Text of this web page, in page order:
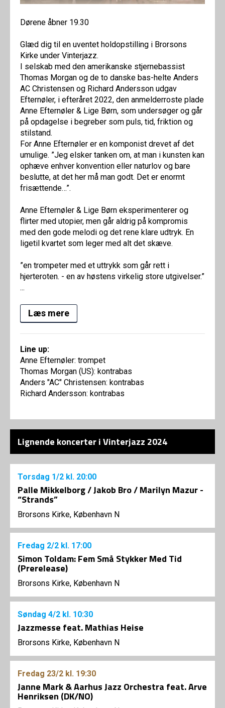
Dørene åbner 19.30
Glæd dig til en uventet holdopstilling i Brorsons
Kirke under Vinterjazz.
I selskab med den amerikanske stjernebassist
Thomas Morgan og de to danske bas-helte Anders
AC Christensen og Richard Andersson udgav
Efternøler, i efteråret 2022, den anmelderroste plade
Anne Efternøler & Lige Børn, som undersøger og går
på opdagelse i begreber som puls, tid, friktion og
stilstand.
For Anne Efternøler er en komponist drevet af det
umulige. ”Jeg elsker tanken om, at man i kunsten kan
ophæve enhver konvention eller naturlov og bare
beslutte, at det her må man godt. Det er enormt
frisættende…”.
Anne Efternøler & Lige Børn eksperimenterer og
flirter med utopier, men går aldrig på kompromis
med den gode melodi og det rene klare udtryk. En
ligetil kvartet som leger med alt det skæve.
”en trompeter med et uttrykk som går rett i
hjerteroten. - en av høstens virkelig store utgivelser.”
...
Læs mere
Line up:
Anne Efternøler: trompet
Thomas Morgan (US): kontrabas
Anders "AC" Christensen: kontrabas
Richard Andersson: kontrabas
Lignende koncerter i Vinterjazz 2024
Torsdag 1/2 kl. 20:00
Palle Mikkelborg / Jakob Bro / Marilyn Mazur -
“Strands”
Brorsons Kirke, København N
Fredag 2/2 kl. 17:00
Simon Toldam: Fem Små Stykker Med Tid
(Prerelease)
Brorsons Kirke, København N
Søndag 4/2 kl. 10:30
Jazzmesse feat. Mathias Heise
Brorsons Kirke, København N
Fredag 23/2 kl. 19:30
Janne Mark & Aarhus Jazz Orchestra feat. Arve
Henriksen (DK/NO)